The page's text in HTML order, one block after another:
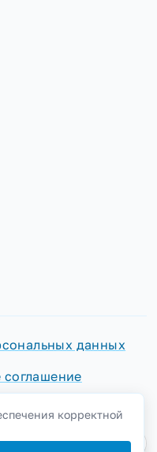
данных
соглашение
данных
корректной